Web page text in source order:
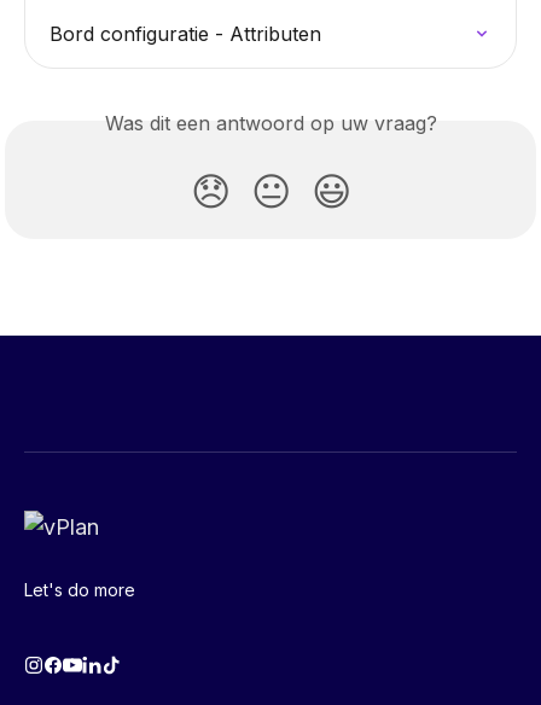
Bord configuratie - Attributen
Was dit een antwoord op uw vraag?
😞 😐 😃
Let's do more